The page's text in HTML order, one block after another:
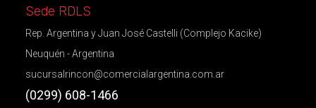
Sede RDLS
Rep. Argentina y Juan José Castelli (Complejo Kacike)
Neuquén - Argentina
sucursalrincon@comercialargentina.com.ar
(0299) 608-1466